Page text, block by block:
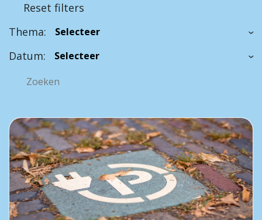
Reset filters
Thema:
Datum: